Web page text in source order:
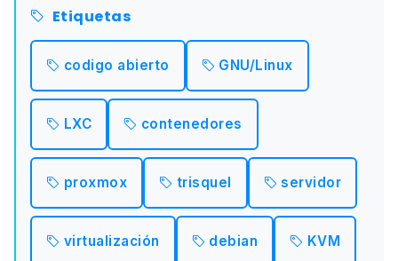
Etiquetas
codigo abierto GNU/Linux
LXC contenedores
proxmox trisquel servidor
virtualización debian KVM